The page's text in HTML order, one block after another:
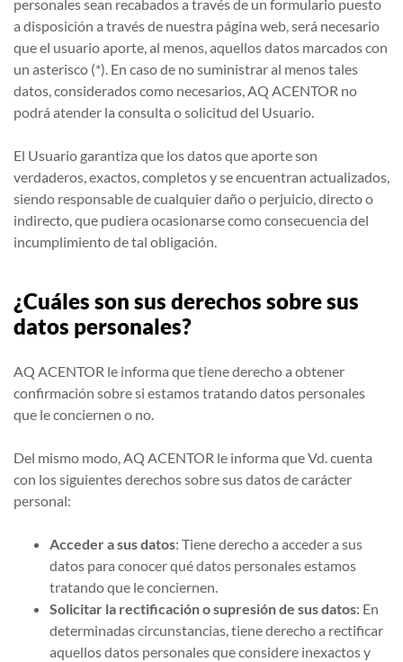
personales sean recabados a través de un formulario puesto
a disposición a través de nuestra página web, será necesario
que el usuario aporte, al menos, aquellos datos marcados con
un asterisco (*). En caso de no suministrar al menos tales
datos, considerados como necesarios, AQ ACENTOR no
podrá atender la consulta o solicitud del Usuario.
El Usuario garantiza que los datos que aporte son
verdaderos, exactos, completos y se encuentran actualizados,
siendo responsable de cualquier daño o perjuicio, directo o
indirecto, que pudiera ocasionarse como consecuencia del
incumplimiento de tal obligación.
¿Cuáles son sus derechos sobre sus
datos personales?
AQ ACENTOR le informa que tiene derecho a obtener
confirmación sobre si estamos tratando datos personales
que le conciernen o no.
Del mismo modo, AQ ACENTOR le informa que Vd. cuenta
con los siguientes derechos sobre sus datos de carácter
personal:
Acceder a sus datos: Tiene derecho a acceder a sus
datos para conocer qué datos personales estamos
tratando que le conciernen.
Solicitar la rectificación o supresión de sus datos: En
determinadas circunstancias, tiene derecho a rectificar
aquellos datos personales que considere inexactos y